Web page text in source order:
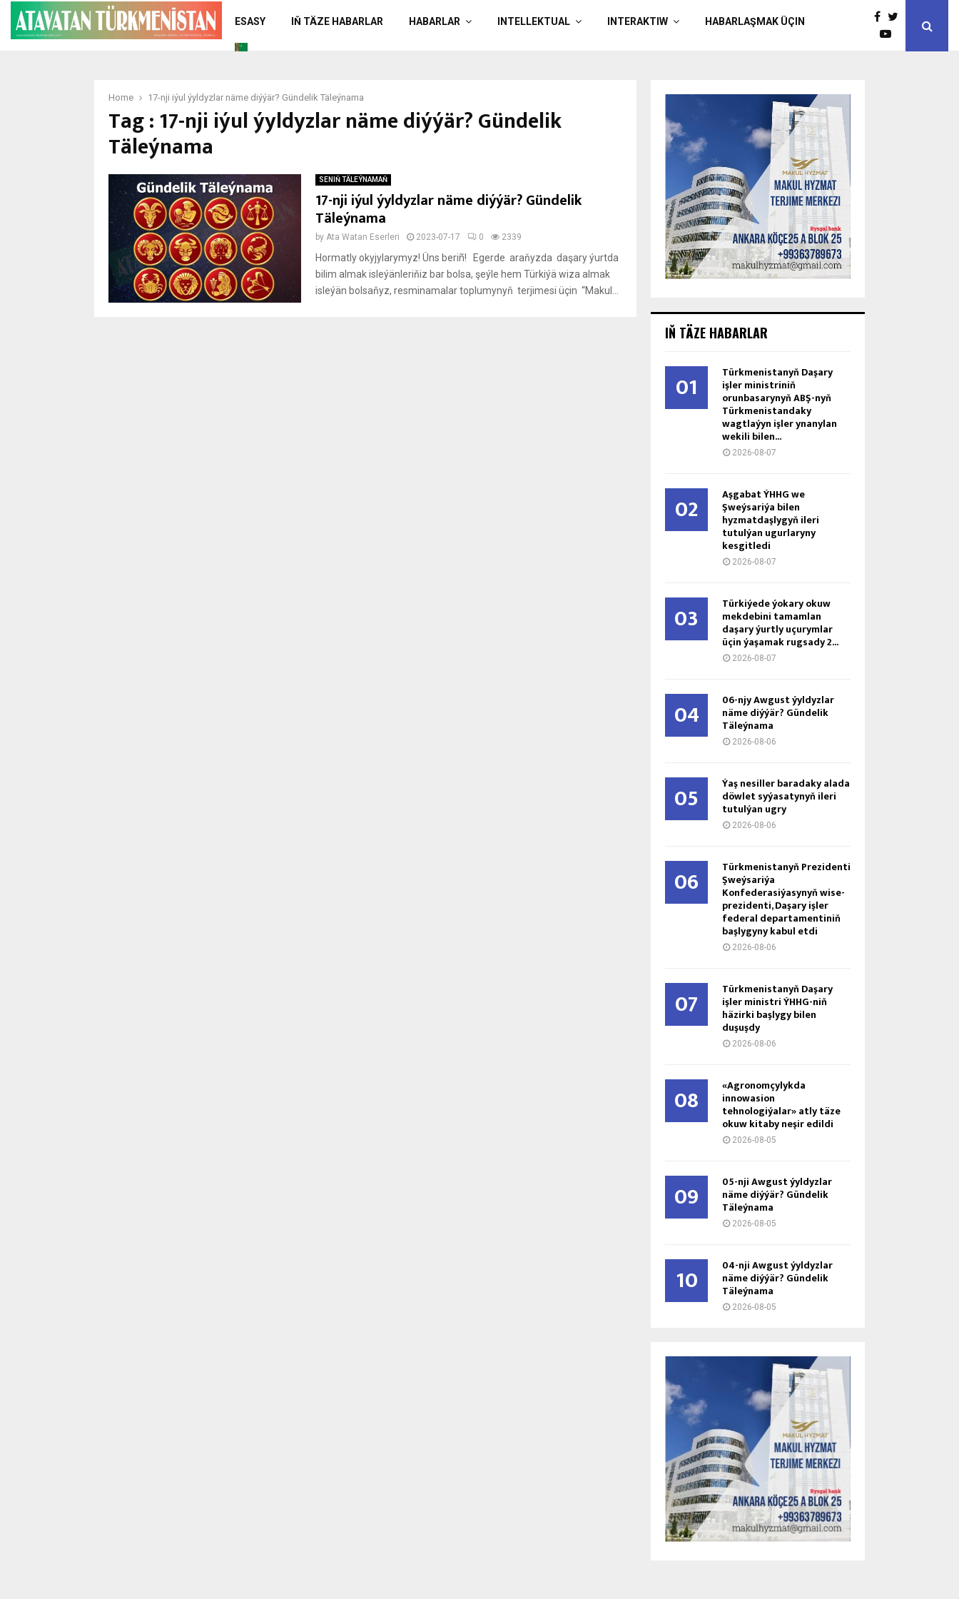
ESASY IŇ TÄZE HABARLAR HABARLAR INTELLEKTUAL INTERAKTIW HABARLAŞMAK ÜÇIN
Home 17-nji iýul ýyldyzlar näme diýýär? Gündelik Täleýnama
Tag : 17-nji iýul ýyldyzlar näme diýýär? Gündelik
Täleýnama
SENIŇ TÄLEÝNAMAŇ
17-nji iýul ýyldyzlar näme diýýär? Gündelik
Täleýnama
by Ata Watan Eserleri 2023-07-17 0 2339
Hormatly okyjylarymyz! Üns beriñ! Egerde araňyzda daşary ýurtda
bilim almak isleýänleriňiz bar bolsa, şeýle hem Türkiýä wiza almak
isleýän bolsaňyz, resminamalar toplumynyň terjimesi üçin “Makul...
IŇ TÄZE HABARLAR
01 Türkmenistanyň Daşary
işler ministriniň
orunbasarynyň ABŞ-nyň
Türkmenistandaky
wagtlaýyn işler ynanylan
wekili bilen...
2026-08-07
02 Aşgabat ÝHHG we
Şweýsariýa bilen
hyzmatdaşlygyň ileri
tutulýan ugurlaryny
kesgitledi
2026-08-07
03 Türkiýede ýokary okuw
mekdebini tamamlan
daşary ýurtly uçurymlar
üçin ýaşamak rugsady 2...
2026-08-07
04 06-njy Awgust ýyldyzlar
näme diýýär? Gündelik
Täleýnama
2026-08-06
05 Ýaş ne­sil­ler ba­ra­da­ky ala­da
döw­let sy­ýa­sa­ty­nyň ile­ri
tu­tul­ýan ug­ry
2026-08-06
06 Türkmenistanyň Prezidenti
Şweýsariýa
Konfederasiýasynyň wise-
prezidenti, Daşary işler
federal departamentiniň
başlygyny kabul etdi
2026-08-06
07 Türkmenistanyň Daşary
işler ministri ÝHHG-niň
häzirki başlygy bilen
duşuşdy
2026-08-06
08 «Agronomçylykda
innowasion
tehnologiýalar» atly täze
okuw kitaby neşir edildi
2026-08-05
09 05-nji Awgust ýyldyzlar
näme diýýär? Gündelik
Täleýnama
2026-08-05
10 04-nji Awgust ýyldyzlar
näme diýýär? Gündelik
Täleýnama
2026-08-05